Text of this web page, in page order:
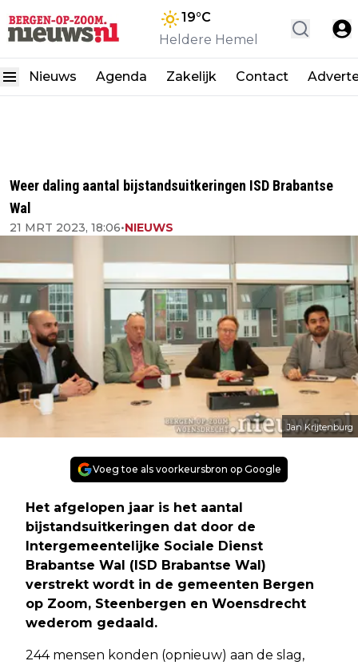
19°C
Heldere Hemel
Nieuws Agenda Zakelijk Contact
Weer daling aantal bijstandsuitkeringen ISD Brabantse
Wal
21 MRT 2023, 18:06•NIEUWS
Jan Krijtenburg
Voeg toe als voorkeursbron op Google
Het afgelopen jaar is het aantal
bijstandsuitkeringen dat door de
Intergemeentelijke Sociale Dienst
Brabantse Wal (ISD Brabantse Wal)
verstrekt wordt in de gemeenten Bergen
op Zoom, Steenbergen en Woensdrecht
wederom gedaald.
244 mensen konden (opnieuw) aan de slag,